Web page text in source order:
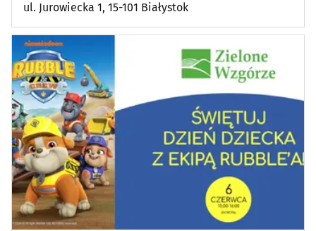
ul. Jurowiecka 1, 15-101 Białystok